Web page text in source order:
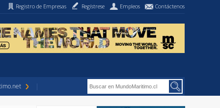
Registro de Empresas Regístrese Empleos Contáctenos